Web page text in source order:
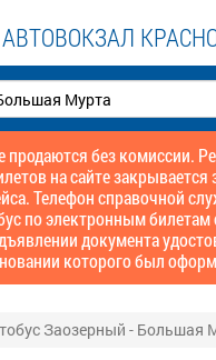
АВТОВОКЗАЛ
продаются без комиссии.
на сайте закрывается
Телефон справочной
по электронным билетам
документа
которого был
Заозерный - Большая